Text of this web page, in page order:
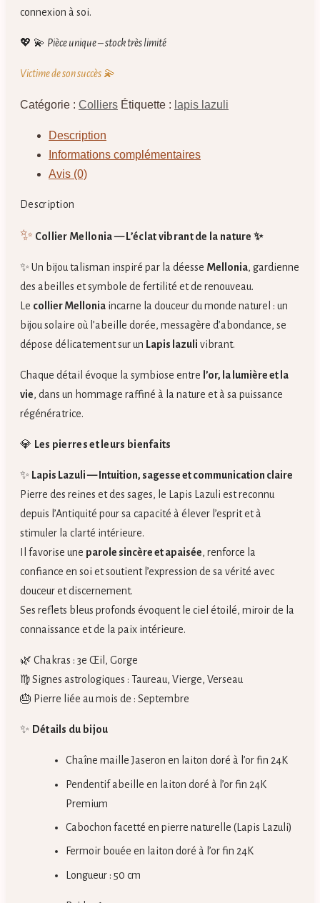
connexion à soi.
💖 💫 Pièce unique – stock très limité
Victime de son succès 💫
Catégorie : Colliers Étiquette : lapis lazuli
Description
Informations complémentaires
Avis (0)
Description
✨ Collier Mellonia — L’éclat vibrant de la nature ✨
✨ Un bijou talisman inspiré par la déesse Mellonia, gardienne
des abeilles et symbole de fertilité et de renouveau.
Le collier Mellonia incarne la douceur du monde naturel : un
bijou solaire où l’abeille dorée, messagère d’abondance, se
dépose délicatement sur un Lapis lazuli vibrant.
Chaque détail évoque la symbiose entre l’or, la lumière et la
vie, dans un hommage raffiné à la nature et à sa puissance
régénératrice.
💎 Les pierres et leurs bienfaits
✨ Lapis Lazuli — Intuition, sagesse et communication claire
Pierre des reines et des sages, le Lapis Lazuli est reconnu
depuis l’Antiquité pour sa capacité à élever l’esprit et à
stimuler la clarté intérieure.
Il favorise une parole sincère et apaisée, renforce la
confiance en soi et soutient l’expression de sa vérité avec
douceur et discernement.
Ses reflets bleus profonds évoquent le ciel étoilé, miroir de la
connaissance et de la paix intérieure.
🌿 Chakras : 3e Œil, Gorge
♍ Signes astrologiques : Taureau, Vierge, Verseau
🎂 Pierre liée au mois de : Septembre
✨ Détails du bijou
Chaîne maille Jaseron en laiton doré à l’or fin 24K
Pendentif abeille en laiton doré à l’or fin 24K
Premium
Cabochon facetté en pierre naturelle (Lapis Lazuli)
Fermoir bouée en laiton doré à l’or fin 24K
Longueur : 50 cm